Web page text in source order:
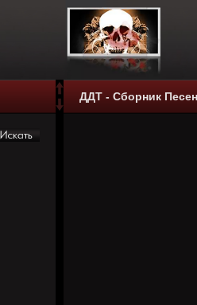
ДДТ - Сборник